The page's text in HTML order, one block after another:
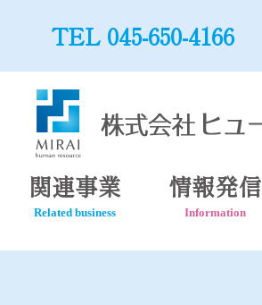
TEL 045-650-4166
関連事業
Related business
情報発信
Information